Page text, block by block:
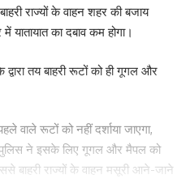
राज्यों के वाहन शहर की बजाय
का दबाव कम होगा।
तय बाहरी रूटों को ही गूगल और
रूटों को नहीं दर्शाया जाएगा,
ने इसके लिए गूगल और मैपल को
बाहरी राज्यों के वाहन मसूरी आने-जाने